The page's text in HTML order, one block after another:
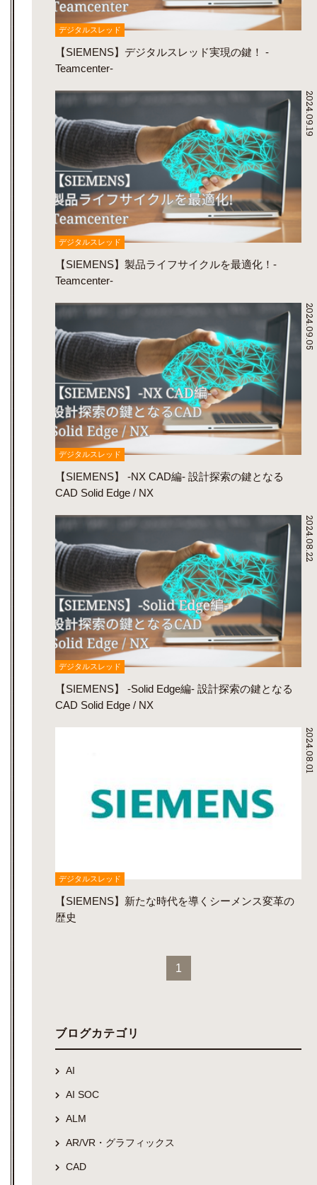
デジタルスレッド
【SIEMENS】デジタルスレッド実現の鍵！ -
Teamcenter-
2024.09.19
デジタルスレッド
【SIEMENS】製品ライフサイクルを最適化！-
Teamcenter-
2024.09.05
デジタルスレッド
【SIEMENS】 -NX CAD編- 設計探索の鍵となる
CAD Solid Edge / NX
2024.08.22
デジタルスレッド
【SIEMENS】 -Solid Edge編- 設計探索の鍵となる
CAD Solid Edge / NX
2024.08.01
デジタルスレッド
【SIEMENS】新たな時代を導くシーメンス変革の
歴史
1
ブログカテゴリ
AI
AI SOC
ALM
AR/VR・グラフィックス
CAD